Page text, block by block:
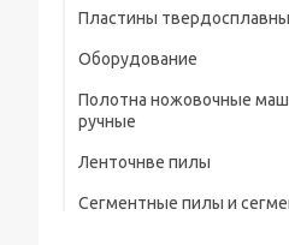
предохранительного
Сверла центровочные
предохранительным
радиусные (тип R)
ШЦЦ-III ГОСТ 166-89
Пластины
Оборудование
Полотна ножовочные
ручные
Ленточнве пилы
Сегментные пилы и